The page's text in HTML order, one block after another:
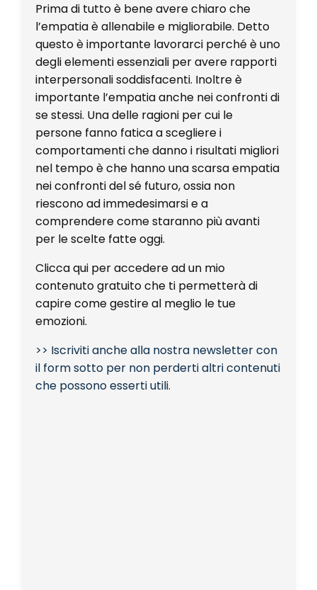
Prima di tutto è bene avere chiaro che
l’empatia è allenabile e migliorabile. Detto
questo è importante lavorarci perché è uno
degli elementi essenziali per avere rapporti
interpersonali soddisfacenti. Inoltre è
importante l’empatia anche nei confronti di
se stessi. Una delle ragioni per cui le
persone fanno fatica a scegliere i
comportamenti che danno i risultati migliori
nel tempo è che hanno una scarsa empatia
nei confronti del sé futuro, ossia non
riescono ad immedesimarsi e a
comprendere come staranno più avanti
per le scelte fatte oggi.
Clicca qui per accedere ad un mio
contenuto gratuito che ti permetterà di
capire come gestire al meglio le tue
emozioni.
>> Iscriviti anche alla nostra newsletter con
il form sotto per non perderti altri contenuti
che possono esserti utili.